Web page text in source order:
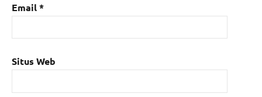
Email*
Situs Web